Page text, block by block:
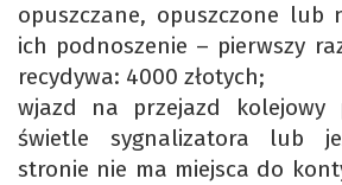
opuszczane, opuszczone lub
ich podnoszenie – pierwszy
recydywa: 4000 złotych;
wjazd na przejazd kolejowy
świetle sygnalizatora lub
stronie nie ma miejsca do